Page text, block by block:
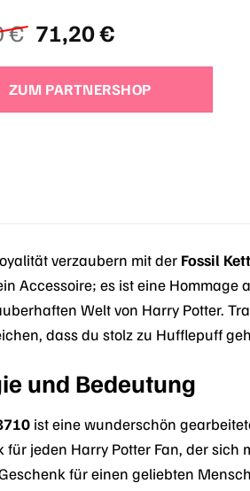
€ Ursprünglicher
Preis
war:
89,00 €
71,20€Aktueller
ist:
71,20 €.
ZUM PARTNERSHOP
verzaubern mit der Fossil
Accessoire; es ist eine
Welt von Harry Potter.
dass du stolz zu Hufflepuff
und Bedeutung
ist eine wunderschön
jeden Harry Potter Fan, der sich
für einen geliebten